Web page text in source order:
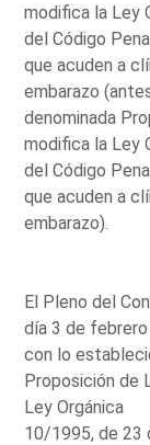
modifica la Ley
del Código
que acuden a
embarazo
denominada
modifica la Ley
del Código
que acuden a
embarazo).
El Pleno del
día 3 de
con lo
Proposición de
Ley Orgánica
10/1995, de 23